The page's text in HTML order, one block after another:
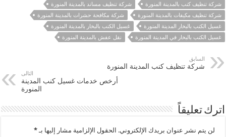
شركة تنظيف كنب بالمدينة المنورة
شركة تنظيف مساند بالمدينة المنورة
شركة تنظيف مكيفات بالمدينة المنورة
شركة مكافحة حشرات بالمدينة المنورة
غسيل الكنب بالبخار المدينة المنورة
غسيل الكنب بالبخار بالمدينة المنورة
غسيل الكنب بالبخار في المدينة المنورة
نقل عفش بالمدينة المنورة
السابق
شركة تنظيف كنب المدينة المنورة
التالى
أرخص خدمات غسيل كنب المدينة
المنورة
اترك تعليقاً
لن يتم نشر عنوان بريدك الإلكتروني. الحقول الإلزامية مشار إليها بـ*